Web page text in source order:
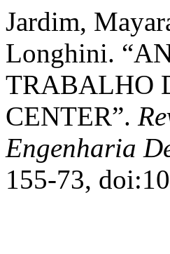
Jardim,
Longhini.
TRABALHO
CENTER”.
Engenharia
155-73,